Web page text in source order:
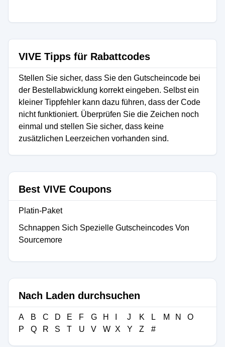
VIVE Tipps für Rabattcodes
Stellen Sie sicher, dass Sie den Gutscheincode bei
der Bestellabwicklung korrekt eingeben. Selbst ein
kleiner Tippfehler kann dazu führen, dass der Code
nicht funktioniert. Überprüfen Sie die Zeichen noch
einmal und stellen Sie sicher, dass keine
zusätzlichen Leerzeichen vorhanden sind.
Best VIVE Coupons
Platin-Paket
Schnappen Sich Spezielle Gutscheincodes Von
Sourcemore
Nach Laden durchsuchen
A B C D E F G H J K L M N
O
P
Q R S T U V W X Y Z #